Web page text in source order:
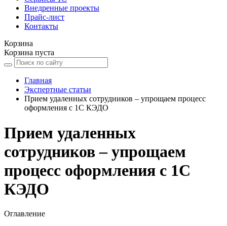
Внедренные проекты
Прайс-лист
Контакты
Корзина
Корзина пуста
Главная
Экспертные статьи
Прием удаленных сотрудников – упрощаем процесс
оформления с 1С КЭДО
Прием удаленных
сотрудников – упрощаем
процесс оформления с 1С
КЭДО
Оглавление